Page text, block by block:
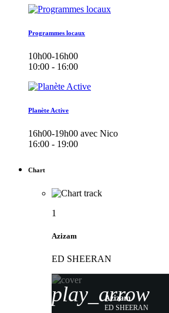
Programmes locaux
10h00-16h00
10:00 - 16:00
Planète Active
16h00-19h00 avec Nico
16:00 - 19:00
Chart
1
Azizam
ED SHEERAN
play_arrow
Azizam
ED SHEERAN